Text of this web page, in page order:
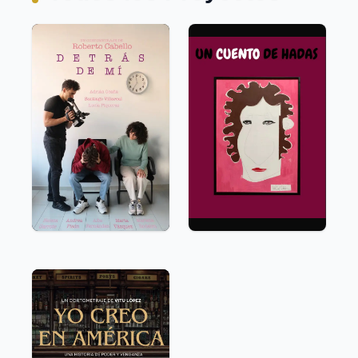
CORTOMETRAJE
2021
3 minutos y 40 segundos
drama psicología
Serenpia Films
En
Curso
2025
70 minutos
drama
2025 15 minutos y 14 segundos